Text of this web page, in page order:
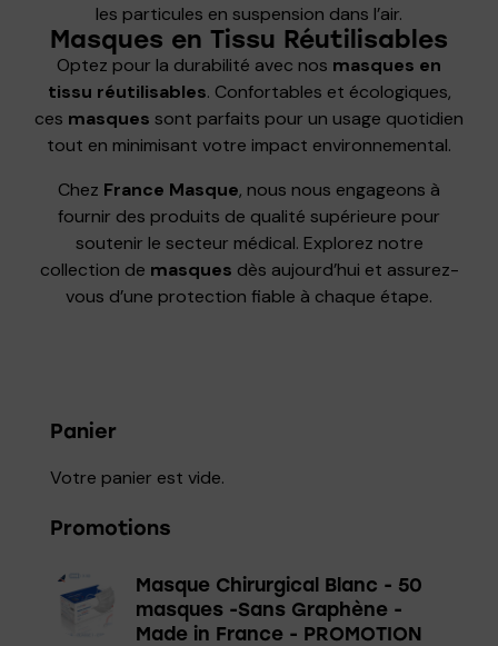
les particules en suspension dans l’air.
Masques en Tissu Réutilisables
Optez pour la durabilité avec nos masques en
tissu réutilisables. Confortables et écologiques,
ces masques sont parfaits pour un usage quotidien
tout en minimisant votre impact environnemental.
Chez France Masque, nous nous engageons à
fournir des produits de qualité supérieure pour
soutenir le secteur médical. Explorez notre
collection de masques dès aujourd’hui et assurez-
vous d’une protection fiable à chaque étape.
Panier
Votre panier est vide.
Promotions
Masque Chirurgical Blanc - 50
masques -Sans Graphène -
Made in France - PROMOTION